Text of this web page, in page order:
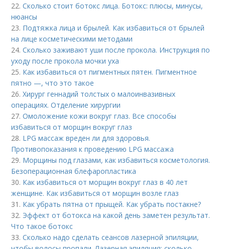
22.Сколько стоит ботокс лица. Ботокс: плюсы, минусы,
нюансы
23. Подтяжка лица и брылей. Как избавиться от брылей
на лице косметическими методами
24.Сколько заживают уши после прокола. Инструкция по
уходу после прокола мочки уха
25. Как избавиться от пигментных пятен. Пигментное
пятно —, что это такое
26.Хирург геннадий толстых о малоинвазивных
операциях. Отделение хирургии
27.Омоложение кожи вокруг глаз. Все способы
избавиться от морщин вокруг глаз
28. LPG массаж вреден ли для здоровья.
Противопоказания к проведению LPG массажа
29. Морщины под глазами, как избавиться косметология.
Безоперационная блефаропластика
30. Как избавиться от морщин вокруг глаз в 40 лет
женщине. Как избавиться от морщин возле глаз
31. Как убрать пятна от прыщей. Как убрать постакне?
32. Эффект от ботокса на какой день заметен результат.
Что такое ботокс
33.Сколько надо сделать сеансов лазерной эпиляции,